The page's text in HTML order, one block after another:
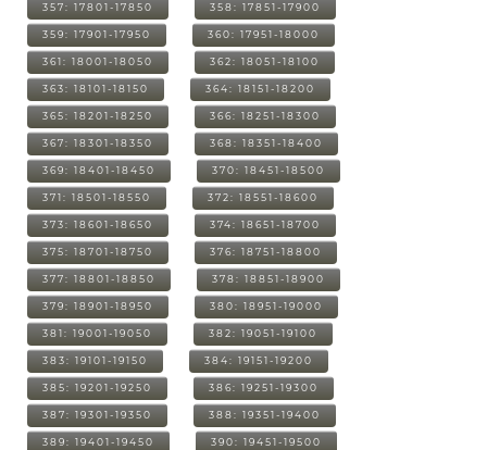
357: 17801-17850 358: 17851-17900
359: 17901-17950 360: 17951-18000
361: 18001-18050 362: 18051-18100
363: 18101-18150 364: 18151-18200
365: 18201-18250 366: 18251-18300
367: 18301-18350 368: 18351-18400
369: 18401-18450 370: 18451-18500
371: 18501-18550 372: 18551-18600
373: 18601-18650 374: 18651-18700
375: 18701-18750 376: 18751-18800
377: 18801-18850 378: 18851-18900
379: 18901-18950 380: 18951-19000
381: 19001-19050 382: 19051-19100
383: 19101-19150 384: 19151-19200
385: 19201-19250 386: 19251-19300
387: 19301-19350 388: 19351-19400
389: 19401-19450 390: 19451-19500